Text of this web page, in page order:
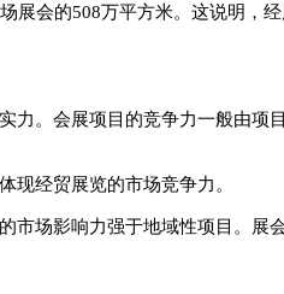
展会的508万平方米。这说明，
。会展项目的竞争力一般由项
现经贸展览的市场竞争力。
场影响力强于地域性项目。展